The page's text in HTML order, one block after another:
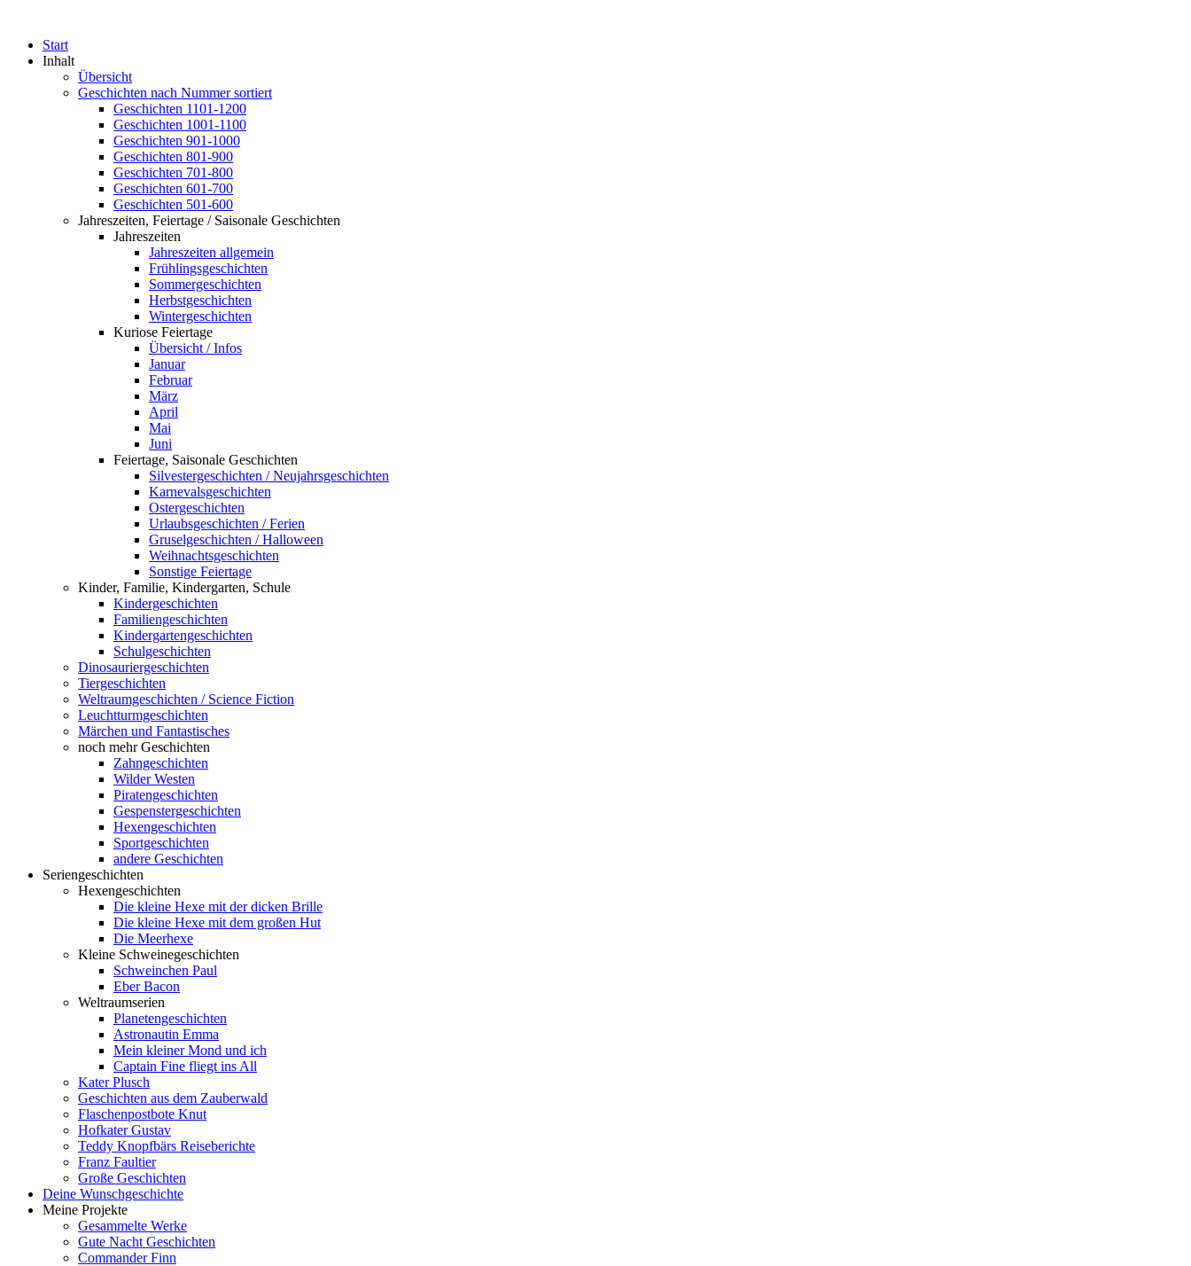
Start
Inhalt
Übersicht
Geschichten nach Nummer sortiert
Geschichten 1101-1200
Geschichten 1001-1100
Geschichten 901-1000
Geschichten 801-900
Geschichten 701-800
Geschichten 601-700
Geschichten 501-600
Jahreszeiten, Feiertage / Saisonale Geschichten
Jahreszeiten
Jahreszeiten allgemein
Frühlingsgeschichten
Sommergeschichten
Herbstgeschichten
Wintergeschichten
Kuriose Feiertage
Übersicht / Infos
Januar
Februar
März
April
Mai
Juni
Feiertage, Saisonale Geschichten
Silvestergeschichten / Neujahrsgeschichten
Karnevalsgeschichten
Ostergeschichten
Urlaubsgeschichten / Ferien
Gruselgeschichten / Halloween
Weihnachtsgeschichten
Sonstige Feiertage
Kinder, Familie, Kindergarten, Schule
Kindergeschichten
Familiengeschichten
Kindergartengeschichten
Schulgeschichten
Dinosauriergeschichten
Tiergeschichten
Weltraumgeschichten / Science Fiction
Leuchtturmgeschichten
Märchen und Fantastisches
noch mehr Geschichten
Zahngeschichten
Wilder Westen
Piratengeschichten
Gespenstergeschichten
Hexengeschichten
Sportgeschichten
andere Geschichten
Seriengeschichten
Hexengeschichten
Die kleine Hexe mit der dicken Brille
Die kleine Hexe mit dem großen Hut
Die Meerhexe
Kleine Schweinegeschichten
Schweinchen Paul
Eber Bacon
Weltraumserien
Planetengeschichten
Astronautin Emma
Mein kleiner Mond und ich
Captain Fine fliegt ins All
Kater Plusch
Geschichten aus dem Zauberwald
Flaschenpostbote Knut
Hofkater Gustav
Teddy Knopfbärs Reiseberichte
Franz Faultier
Große Geschichten
Deine Wunschgeschichte
Meine Projekte
Gesammelte Werke
Gute Nacht Geschichten
Commander Finn